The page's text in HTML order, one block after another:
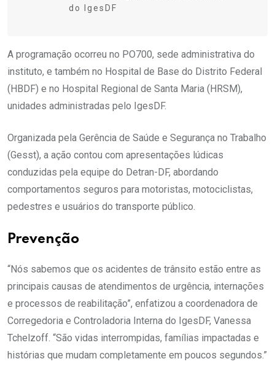
do IgesDF
A programação ocorreu no PO700, sede administrativa do
instituto, e também no Hospital de Base do Distrito Federal
(HBDF) e no Hospital Regional de Santa Maria (HRSM),
unidades administradas pelo IgesDF.
Organizada pela Gerência de Saúde e Segurança no Trabalho
(Gesst), a ação contou com apresentações lúdicas
conduzidas pela equipe do Detran-DF, abordando
comportamentos seguros para motoristas, motociclistas,
pedestres e usuários do transporte público.
Prevenção
“Nós sabemos que os acidentes de trânsito estão entre as
principais causas de atendimentos de urgência, internações
e processos de reabilitação”, enfatizou a coordenadora de
Corregedoria e Controladoria Interna do IgesDF, Vanessa
Tchelzoff. “São vidas interrompidas, famílias impactadas e
histórias que mudam completamente em poucos segundos.”